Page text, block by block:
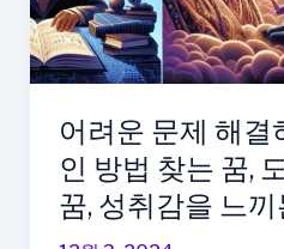
자
신
감
끼
는
꿈,
인
어려운 문제 해결
인 방법 찾는 꿈,
꿈, 성취감을 느